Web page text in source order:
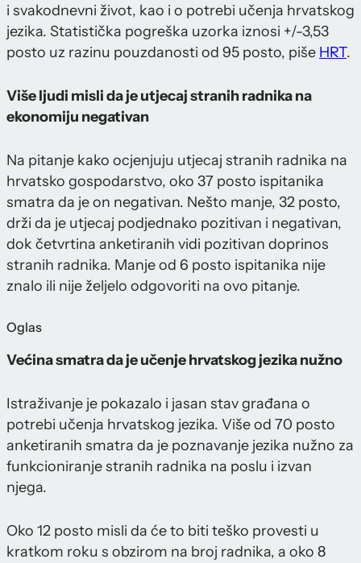
i svakodnevni život, kao i o potrebi učenja hrvatskog
jezika. Statistička pogreška uzorka iznosi +/-3,53
posto uz razinu pouzdanosti od 95 posto, piše HRT.
Više ljudi misli da je utjecaj stranih radnika na
ekonomiju negativan
Na pitanje kako ocjenjuju utjecaj stranih radnika na
hrvatsko gospodarstvo, oko 37 posto ispitanika
smatra da je on negativan. Nešto manje, 32 posto,
drži da je utjecaj podjednako pozitivan i negativan,
dok četvrtina anketiranih vidi pozitivan doprinos
stranih radnika. Manje od 6 posto ispitanika nije
znalo ili nije željelo odgovoriti na ovo pitanje.
Oglas
Većina smatra da je učenje hrvatskog jezika nužno
Istraživanje je pokazalo i jasan stav građana o
potrebi učenja hrvatskog jezika. Više od 70 posto
anketiranih smatra da je poznavanje jezika nužno za
funkcioniranje stranih radnika na poslu i izvan
njega.
Oko 12 posto misli da će to biti teško provesti u
kratkom roku s obzirom na broj radnika, a oko 8